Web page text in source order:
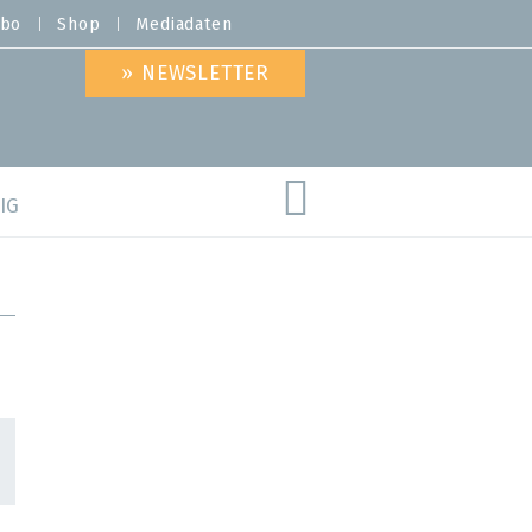
Shop Mediadaten
» NEWSLETTER